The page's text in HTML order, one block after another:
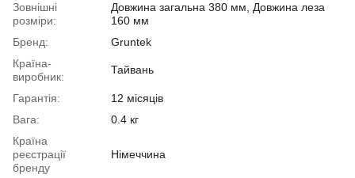
Зовнішні
розміри:
Довжина загальна 380 мм, Довжина леза
160 мм
Бренд:
Gruntek
Країна-
виробник:
Тайвань
Гарантія:
12 місяців
Вага:
0.4 кг
Країна
реєстрації
бренду
Німеччина